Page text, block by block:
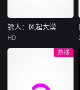
将国宝名画低价卖
给外国人，许雁真
仿造名画、偷天换
的夹缝间巧妙周
镖人：风起大漠
镖人：风起大漠
HD
热播